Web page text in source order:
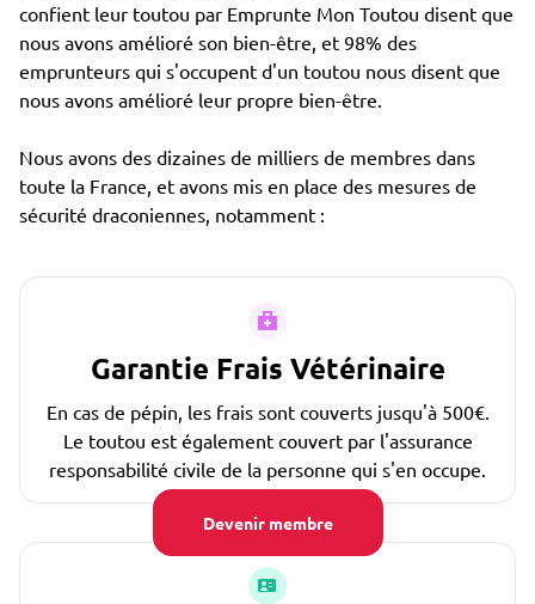
Devenir membre
confient leur toutou par Emprunte Mon Toutou disent que
nous avons amélioré son bien-être, et 98% des
emprunteurs qui s'occupent d'un toutou nous disent que
nous avons amélioré leur propre bien-être.
Nous avons des dizaines de milliers de membres dans
toute la France, et avons mis en place des mesures de
sécurité draconiennes, notamment :
Garantie Frais Vétérinaire
En cas de pépin, les frais sont couverts jusqu'à 500€.
Le toutou est également couvert par l'assurance
responsabilité civile de la personne qui s'en occupe.